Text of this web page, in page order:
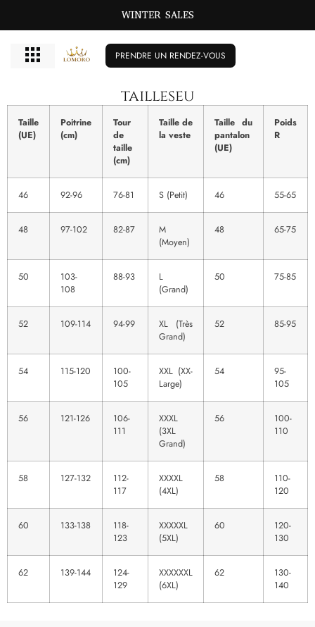
WINTER SALES
PRENDRE UN RENDEZ-VOUS
tailleseu
Taille
(UE)
Poitrine
(cm)
Tour
de
taille
(cm)
Taille de
la veste
Taille du
pantalon
(UE)
Poids
R
46 92-96 76-81 S (Petit) 46 55-65
48 97-102 82-87
M
(Moyen)
48 65-75
50
103-
108
88-93
L
(Grand)
50 75-85
52 109-114 94-99
XL (Très
Grand)
52 85-95
54 115-120
100-
105
XXL (XX-
Large)
54
95-
105
56 121-126
106-
111
XXXL
(3XL
Grand)
56
100-
110
58 127-132
112-
117
XXXXL
(4XL)
58
110-
120
60 133-138
118-
123
XXXXXL
(5XL)
60
120-
130
62 139-144
124-
129
XXXXXXL
(6XL)
62
130-
140